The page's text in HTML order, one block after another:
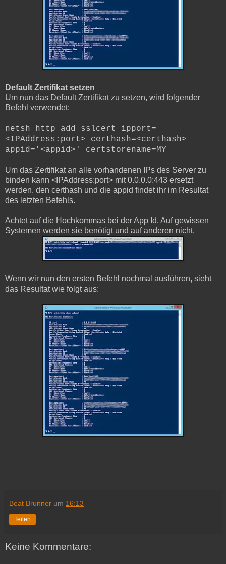
Default Zertifikat setzen
Um nun das Default Zertifikat zu setzen, wird folgender
Befehl verwendet:
netsh http add sslcert ipport=
<IPAddress:port> certhash=<certhash>
appid='<appid>' certstorename=MY
Um das Zertifikat an alle vorhandenen IPs des Server zu
binden kann <IPAddress:port> mit 0.0.0.0:443 ersetzt
werden. den certhash und die appid findet ihr im Resultat
des letzten Befehls.
Achtet auf die Hochkommas bei der App Id. Auf gewissen
Systemen werden sie benötigt und auf anderen nicht.
Wenn wir nun den ersten Befehl nochmal ausführen, sieht
das Resultat wie folgt aus:
Beat Brunner um 16:13
Teilen
Keine Kommentare: